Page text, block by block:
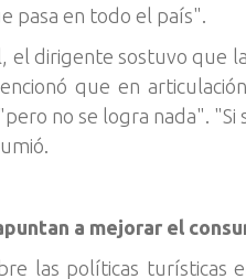
pasa en todo el país".
el dirigente sostuvo que
que en
no se logra nada".
a mejorar el
las políticas turísticas